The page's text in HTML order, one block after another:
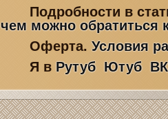
Подробности в
чем можно обратиться
Оферта.Условия
Я вРутуб Ютуб ВК